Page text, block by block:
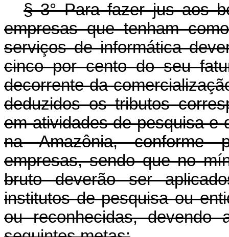
§ 3° Para fazer jus aos
empresas que tenham
serviços de informática
cinco por cento do seu
decorrente da
deduzidos os tributos
em atividades de pesquisa e
na Amazônia, conforme
empresas, sendo que no
bruto deverão ser
institutos de pesquisa ou
ou reconhecidas, devendo